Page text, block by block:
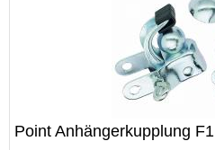
Point Anhängerkupplung F1